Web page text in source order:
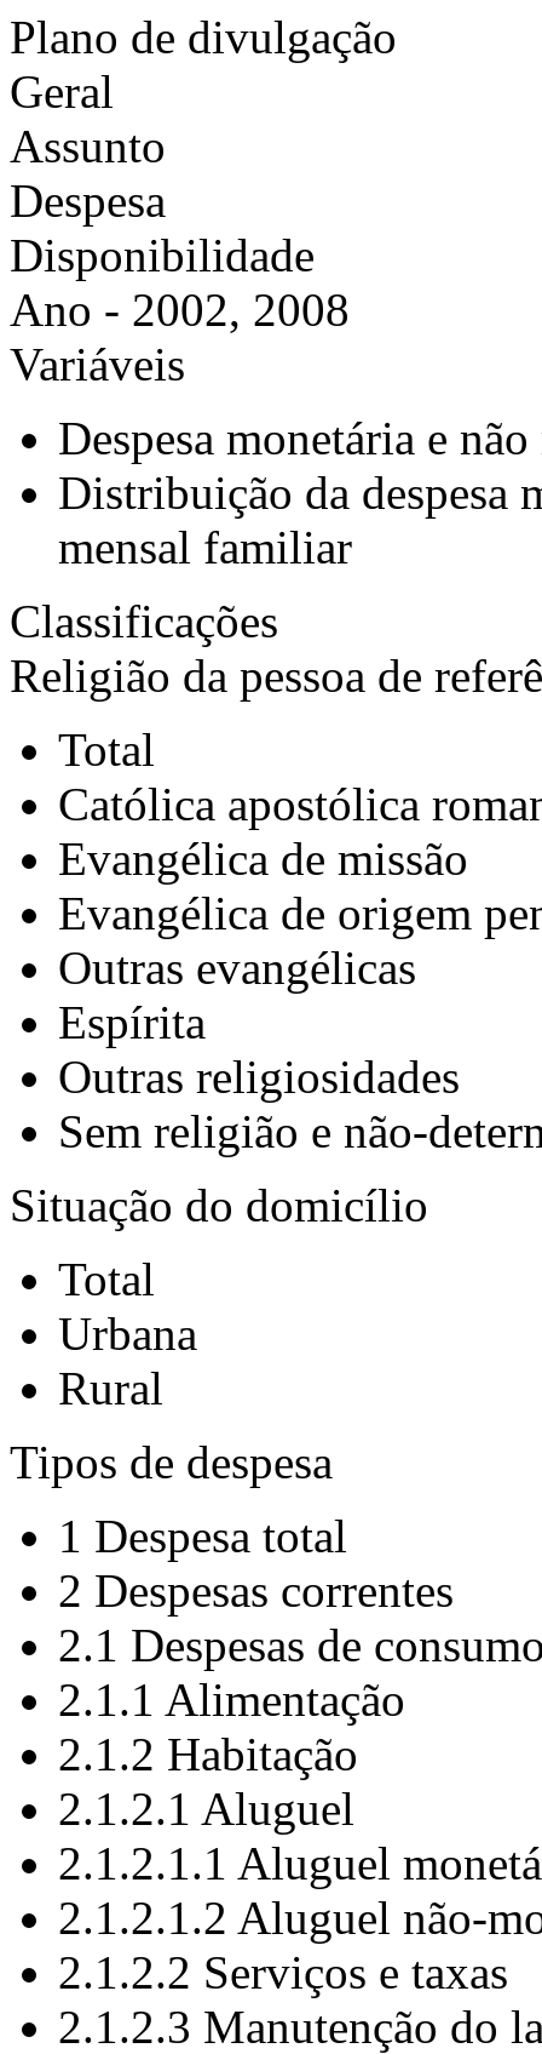
Plano de divulgação
Geral
Assunto
Despesa
Disponibilidade
Ano - 2002, 2008
Variáveis
Despesa monetária e
Distribuição da despesa
mensal familiar
Classificações
Religião da pessoa de
Total
Católica apostólica
Evangélica de missão
Evangélica de origem
Outras evangélicas
Espírita
Outras religiosidades
Sem religião e não-
Situação do domicílio
Total
Urbana
Rural
Tipos de despesa
1 Despesa total
2 Despesas correntes
2.1 Despesas de
2.1.1 Alimentação
2.1.2 Habitação
2.1.2.1 Aluguel
2.1.2.1.1 Aluguel
2.1.2.1.2 Aluguel não-
2.1.2.2 Serviços e taxas
2.1.2.3 Manutenção do